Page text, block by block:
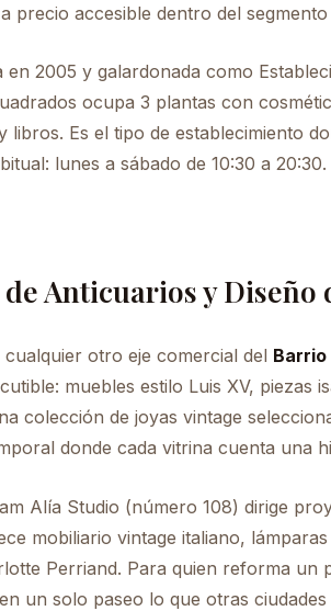
precio accesible dentro del
2005 y galardonada como
ocupa 3 plantas con
libros. Es el tipo de establecimiento
lunes a sábado de 10:30 a
Anticuarios y
otro eje comercial del Barrio
muebles estilo Luis XV, piezas
colección de joyas vintage
donde cada vitrina cuenta una
Alía Studio (número 108) dirige
mobiliario vintage italiano,
Perriand. Para quien reforma un
un solo paseo lo que otras